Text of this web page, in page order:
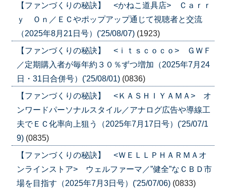
【ファンづくりの秘訣】 <かねこ道具店> Ｃａｒｒ
ｙ Ｏｎ／ＥＣやポップアップ通じて視聴者と交流
（2025年8月21日号）('25/08/07) (1923)
【ファンづくりの秘訣】 <ｉｔｓｃｏｃｏ> ＧＷＦ
／定期購入者が毎年約３０％ずつ増加（2025年7月24
日・31日合併号）('25/08/01) (0836)
【ファンづくりの秘訣】 <ＫＡＳＨＩＹＡＭＡ> オ
ンワードパーソナルスタイル／アナログ広告や導線工
夫でＥＣ化率向上狙う（2025年7月17日号）('25/07/1
9) (0835)
【ファンづくりの秘訣】 <ＷＥＬＬＰＨＡＲＭＡオ
ンラインストア> ウェルファーマ／”健全”なＣＢＤ市
場を目指す（2025年7月3日号）('25/07/06) (0833)